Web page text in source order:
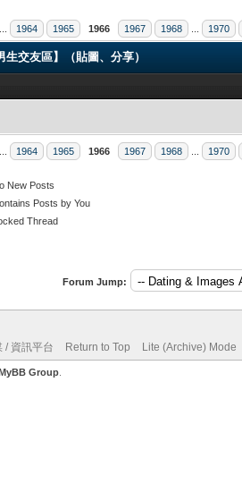
1964 1965 1966 1967 1968 1970
交友區】（貼圖、分享）
1964 1965 1966 1967 1968 1970
New Posts
Posts by You
Thread
Forum Jump:
/ 資訊平台 Return to Top Lite (Archive) Mode
Group